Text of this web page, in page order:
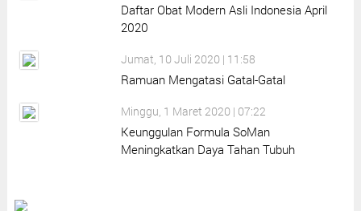
Daftar Obat Modern Asli Indonesia April
2020
Jumat, 10 Juli 2020 | 11:58
Ramuan Mengatasi Gatal-Gatal
Minggu, 1 Maret 2020 | 07:22
Keunggulan Formula SoMan
Meningkatkan Daya Tahan Tubuh